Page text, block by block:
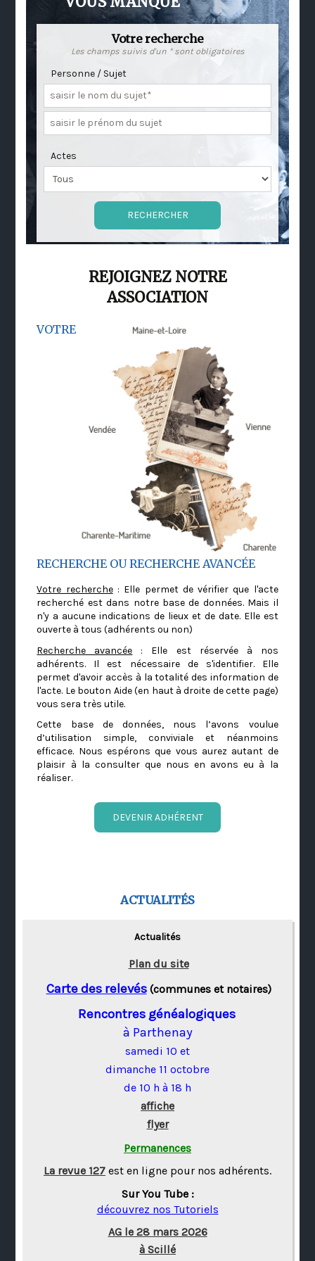
Votre recherche
Les champs suivis d'un * sont obligatoires
Personne / Sujet
Actes
REJOIGNEZ NOTRE
ASSOCIATION
VOTRE
RECHERCHE OU RECHERCHE AVANCÉE
Votre recherche: Elle permet de vérifier que l'acte
recherché est dans notre base de données. Mais il
n'y a aucune indications de lieux et de date. Elle est
ouverte à tous (adhérents ou non)
Recherche avancée : Elle est réservée à nos
adhérents. Il est nécessaire de s'identifier. Elle
permet d'avoir accès à la totalité des information de
l'acte. Le bouton Aide (en haut à droite de cette page)
vous sera très utile.
Cette base de données, nous l’avons voulue
d’utilisation simple, conviviale et néanmoins
efficace. Nous espérons que vous aurez autant de
plaisir à la consulter que nous en avons eu à la
réaliser.
DEVENIR ADHÉRENT
ACTUALITÉS
Actualités
Plan du site
Carte des relevés(communes et notaires)
Rencontres généalogiques
à Parthenay
samedi 10 et
dimanche 11 octobre
de 10 h à 18 h
affiche
flyer
Permanences
La revue 127 est en ligne pour nos adhérents.
Sur You Tube :
découvrez nos Tutoriels
AG le 28 mars 2026
à Scillé